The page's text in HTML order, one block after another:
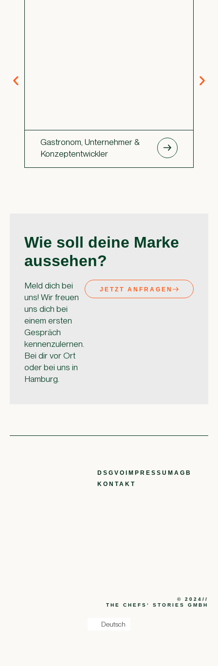
Gastronom, Unternehmer &
Konzeptentwickler
Wie soll deine Marke
aussehen?
Meld dich bei
uns! Wir freuen
uns dich bei
einem ersten
Gespräch
kennenzulernen.
Bei dir vor Ort
oder bei uns in
Hamburg.
JETZT ANFRAGEN
DSGVO IMPRESSUM AGB
KONTAKT
© 2024//
THE CHEFS‘ STORIES GMBH
Deutsch